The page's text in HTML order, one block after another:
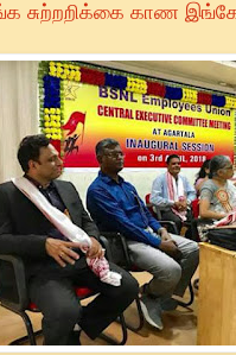
சுற்றறிக்கை காண